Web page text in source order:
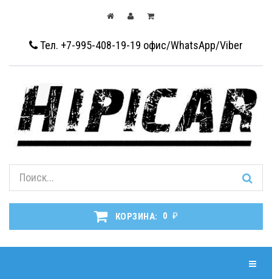
Тел. +7-995-408-19-19 офис/WhatsApp/Viber
КОРЗИНА: 0 ₽